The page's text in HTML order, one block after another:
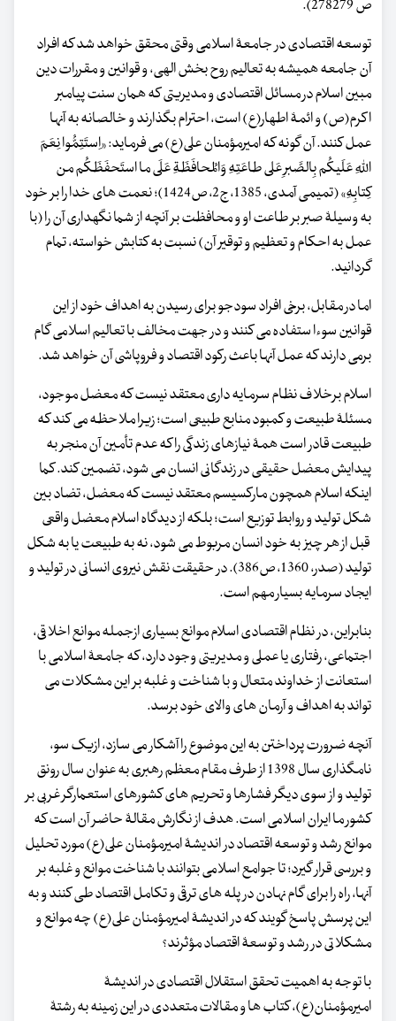
ص 278279).
توسعه اقتصادی در جامعۀ اسلامی وقتی محقق خواهد شد که افراد
آن جامعه همیشه به تعالیم روح بخش الهی، و قوانین و مقررات دین
مبین اسلام در مسائل اقتصادی و مدیریتی که همان سنت پیامبر
اکرم(ص) و ائمۀ اطهار(ع) است، احترام بگذارند و خالصانه به آنها
عمل کنند. آن گونه که امیرمؤمنان علی(ع) می فرماید: «اِستَتِمُّوا نِعَمَ
اللهِ عَلَیکُم بِالصَّبرِ عَلی طاعَتِهِ وَالمُحافَظَةِ عَلَی ما استَحفَظَکُم من
کِتابِهِ» (تمیمی آمدی، 1385، ج2، ص1424)؛ نعمت های خدا را بر خود
به وسیلۀ صبر بر طاعت او و محافظت بر آنچه از شما نگهداری آن را (با
عمل به احکام و تعظیم و توقیر آن) نسبت به کتابش خواسته، تمام
گردانید.
اما در مقابل، برخی افراد سودجو برای رسیدن به اهداف خود از این
قوانین سوءا ستفاده می کنند و در جهت مخالف با تعالیم اسلامی گام
برمی دارند که عمل آنها باعث رکود اقتصاد و فروپاشی آن خواهد شد.
اسلام برخلاف نظام سرمایه داری معتقد نیست که معضل موجود،
مسئلۀ طبیعت و کمبود منابع طبیعی است؛ زیرا ملاحظه می کند که
طبیعت قادر است همۀ نیازهای زندگی را که عدم تأمین آن منجر به
پیدایش معضل حقیقی در زندگانی انسان می شود، تضمین کند. کما
اینکه اسلام همچون مارکسیسم معتقد نیست که معضل، تضاد بین
شکل تولید و روابط توزیع است؛ بلکه از دیدگاه اسلام معضل واقعی
قبل از هر چیز به خود انسان مربوط می شود، نه به طبیعت یا به شکل
تولید (صدر، 1360، ص386). در حقیقت نقش نیروی انسانی در تولید و
ایجاد سرمایه بسیار مهم است.
بنابراین، در نظام اقتصادی اسلام موانع بسیاری ازجمله موانع اخلاقی،
اجتماعی، رفتاری یا عملی و مدیریتی وجود دارد، که جامعۀ اسلامی با
استعانت از خداوند متعال و با شناخت و غلبه بر این مشکلات می
تواند به اهداف و آرمان های والای خود برسد.
آنچه ضرورت پرداختن به این موضوع را آشکار می سازد، ازیک سو،
نامگذاری سال 1398 از طرف مقام معظم رهبری به عنوان سال رونق
تولید و از سوی دیگر فشارها و تحریم های کشورهای استعمارگر غربی بر
کشور ما ایران اسلامی است. هدف از نگارش مقالۀ حاضر آن است که
موانع رشد و توسعه اقتصاد در اندیشۀ امیرمؤمنان علی(ع) مورد تحلیل
و بررسی قرار گیرد؛ تا جوامع اسلامی بتوانند با شناخت موانع و غلبه بر
آنها، راه را برای گام نهادن در پله های ترقی و تکامل اقتصاد طی کنند و به
این پرسش پاسخ گویند که در اندیشۀ امیرمؤمنان علی(ع) چه موانع و
مشکلاتی در رشد و توسعۀ اقتصاد مؤثرند؟
با توجه به اهمیت تحقق استقلال اقتصادی در اندیشۀ
امیرمؤمنان(ع)، کتاب ها و مقالات متعددی در این زمینه به رشتۀ